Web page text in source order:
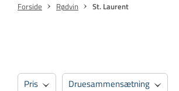
Forside Rødvin St. Laurent
Pris Druesammensætning